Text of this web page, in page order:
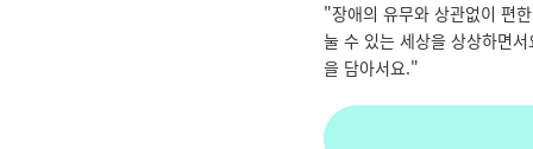
"장애의 유무와 상관없이 편
눌 수 있는 세상을 상상하면서
을 담아서요."